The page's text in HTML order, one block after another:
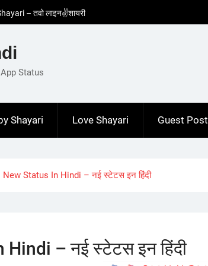
– तवो लाइन✌️शायरी
Hindi – लव😓लाइन्स इन हिंदी
In Hindi – लव🥳पोएट्री इन हिंदी
In Hindi – १ लाइन☝️शायरी इन
Status
Shayari Love Shayari Guest Post
New Status In Hindi – नई स्टेटस इन हिंदी
– नई स्टेटस इन हिंदी